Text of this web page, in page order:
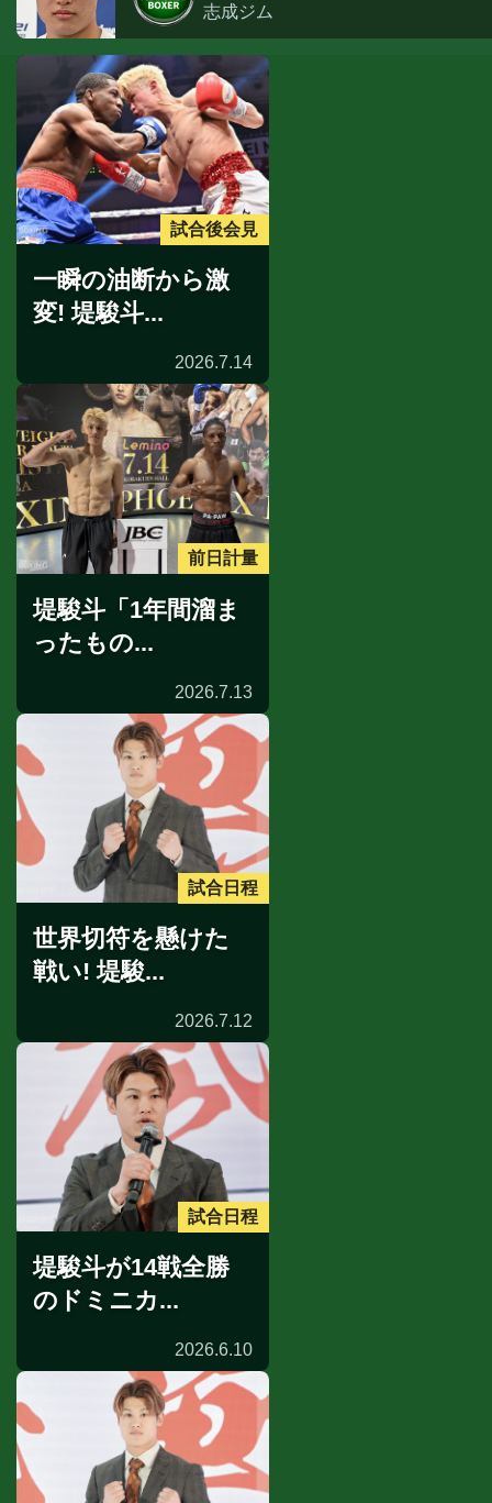
志成ジム
試合後会見
一瞬の油断から激
変! 堤駿斗...
2026.7.14
前日計量
堤駿斗「1年間溜ま
ったもの...
2026.7.13
試合日程
世界切符を懸けた
戦い! 堤駿...
2026.7.12
試合日程
堤駿斗が14戦全勝
のドミニカ...
2026.6.10